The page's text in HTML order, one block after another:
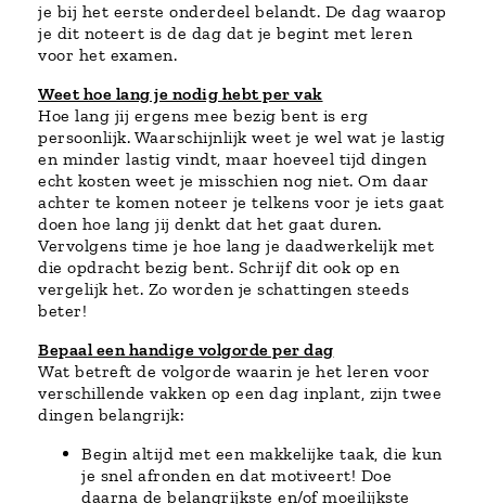
je bij het eerste onderdeel belandt. De dag waarop
je dit noteert is de dag dat je begint met leren
voor het examen.
Weet hoe lang je nodig hebt per vak
Hoe lang jij ergens mee bezig bent is erg
persoonlijk. Waarschijnlijk weet je wel wat je lastig
en minder lastig vindt, maar hoeveel tijd dingen
echt kosten weet je misschien nog niet. Om daar
achter te komen noteer je telkens voor je iets gaat
doen hoe lang jij denkt dat het gaat duren.
Vervolgens time je hoe lang je daadwerkelijk met
die opdracht bezig bent. Schrijf dit ook op en
vergelijk het. Zo worden je schattingen steeds
beter!
Bepaal een handige volgorde per dag
Wat betreft de volgorde waarin je het leren voor
verschillende vakken op een dag inplant, zijn twee
dingen belangrijk:
Begin altijd met een makkelijke taak, die kun
je snel afronden en dat motiveert! Doe
daarna de belangrijkste en/of moeilijkste